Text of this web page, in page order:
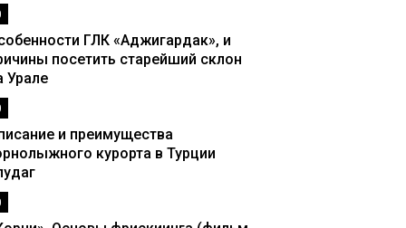
ГЛК «Аджигардак», и
посетить старейший склон
Урале
и преимущества
курорта в Турции